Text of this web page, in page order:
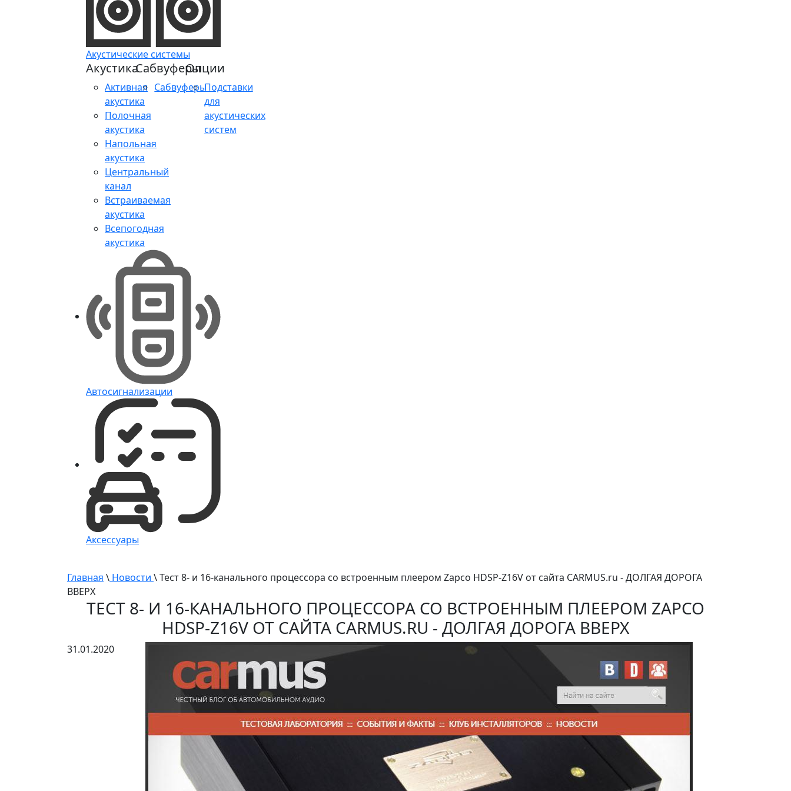
Акустические системы
Акустика
Активная
акустика
Полочная
акустика
Напольная
акустика
Центральный
канал
Встраиваемая
акустика
Всепогодная
акустика
Сабвуферы
Сабвуферы
Опции
Подставки
для
акустических
систем
Автосигнализации
Аксессуары
Главная \ Новости \ Тест 8- и 16-канального процессора со встроенным плеером Zapco HDSP-Z16V от сайта CARMUS.ru - ДОЛГАЯ ДОРОГА
ВВЕРХ
ТЕСТ 8- И 16-КАНАЛЬНОГО ПРОЦЕССОРА СО ВСТРОЕННЫМ ПЛЕЕРОМ ZAPCO
HDSP-Z16V ОТ САЙТА CARMUS.RU - ДОЛГАЯ ДОРОГА ВВЕРХ
31.01.2020